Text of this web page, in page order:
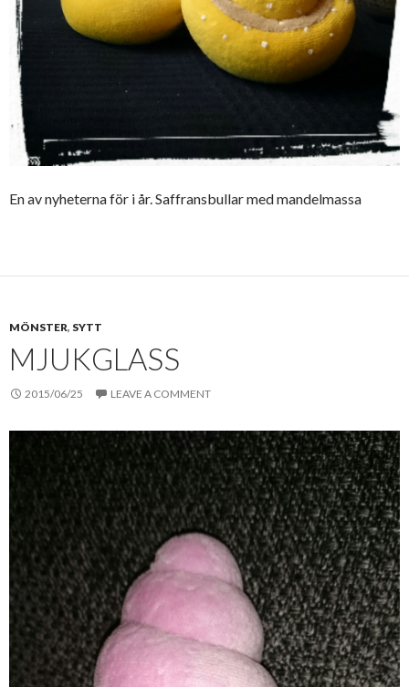
En av nyheterna för i år. Saffransbullar med mandelmassa
MÖNSTER, SYTT
MJUKGLASS
2015/06/25 LEAVE A COMMENT